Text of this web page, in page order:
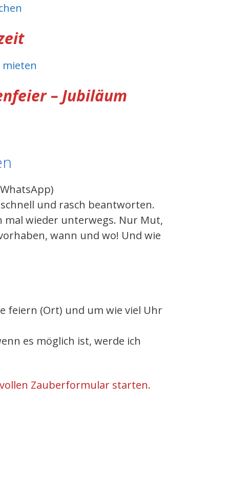
– Jubiläum
und rasch beantworten.
mal wieder unterwegs. Nur Mut,
wann und wo! Und wie
feiern (Ort) und um wie viel Uhr
es möglich ist, werde ich
Zauberformular starten.